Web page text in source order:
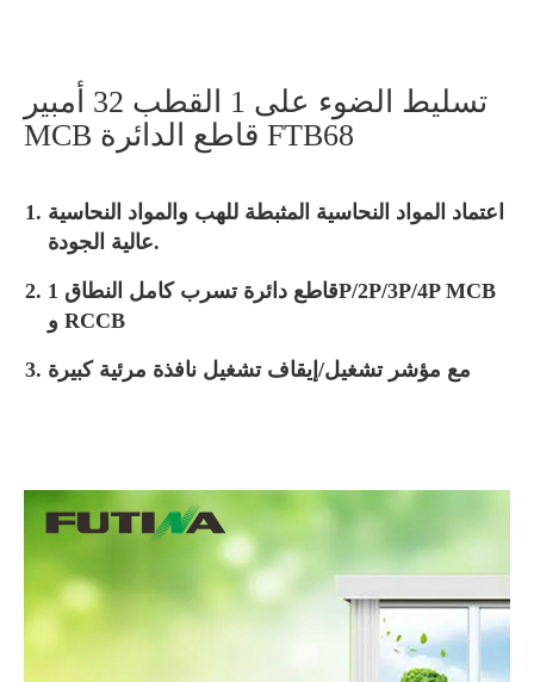
تسليط الضوء على 1 القطب 32 أمبير
MCB قاطع الدائرة FTB68
اعتماد المواد النحاسية المثبطة للهب والمواد النحاسية
عالية الجودة.
قاطع دائرة تسرب كامل النطاق 1P/2P/3P/4P MCB
و RCCB
مع مؤشر تشغيل/إيقاف تشغيل نافذة مرئية كبيرة